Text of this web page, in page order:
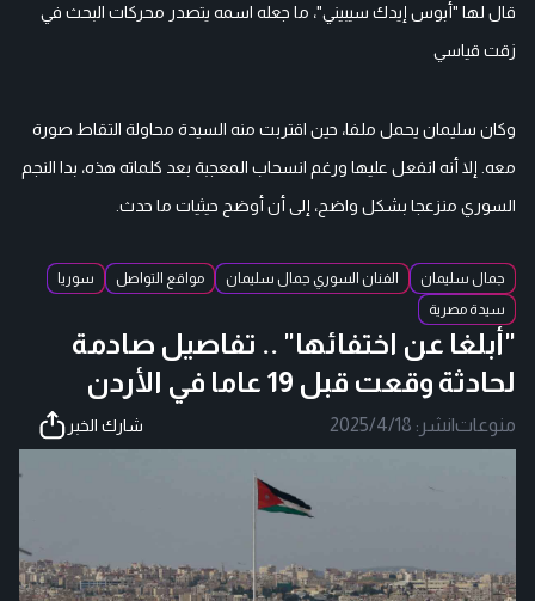
قال لها "أبوس إيدك سيبيني"، ما جعله اسمه يتصدر محركات البحث في
زقت قياسي
وكان سليمان يحمل ملفا، حين اقتربت منه السيدة محاولة التقاط صورة
معه. إلا أنه انفعل عليها ورغم انسحاب المعجبة بعد كلماته هذه، بدا النجم
السوري منزعجا بشكل واضح، إلى أن أوضح حيثيات ما حدث.
جمال سليمان الفنان السوري جمال سليمان مواقع التواصل
سوريا
سيدة مصرية
"أبلغا عن اختفائها" .. تفاصيل صادمة
لحادثة وقعت قبل 19 عاما في الأردن
منوعات|نشر: 2025/4/18 شارك الخبر